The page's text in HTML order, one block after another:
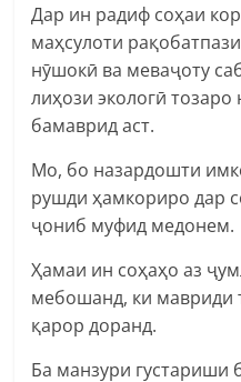
Дар ин радиф соҳаи
маҳсулоти
нӯшокӣ ва меваҷоту
лиҳози экологӣ
бамаврид аст.
Мо, бо назардошти
рушди ҳамкориро дар
ҷониб муфид медонем.
Ҳамаи ин соҳаҳо аз
мебошанд, ки мавриди
қарор доранд.
Ба манзури густариши